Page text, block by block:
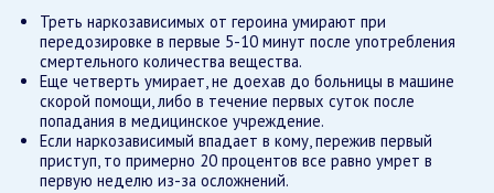
Треть наркозависимых от героина умирают при
передозировке в первые 5-10 минут после употребления
смертельного количества вещества.
Еще четверть умирает, не доехав до больницы в машине
скорой помощи, либо в течение первых суток после
попадания в медицинское учреждение.
Если наркозависимый впадает в кому, пережив первый
приступ, то примерно 20 процентов все равно умрет в
первую неделю из-за осложнений.